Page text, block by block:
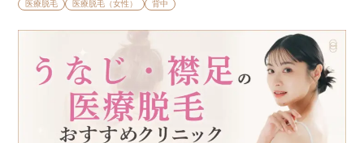
医療脱毛 医療脱毛（女性） 背中